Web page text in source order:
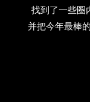
找到了一些圈
并把今年最棒